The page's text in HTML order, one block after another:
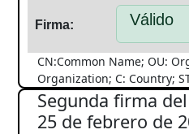
Firma: Válido
CN:Common Name; OU:
Organization; C: Country;
Segunda firma
25 de febrero de